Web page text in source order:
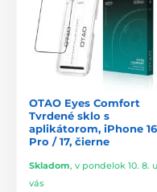
OTAO Eyes Comfort
Tvrdené sklo s
aplikátorom, iPhone 16
Pro / 17, čierne
Skladom, v pondelok 10. 8. u
vás